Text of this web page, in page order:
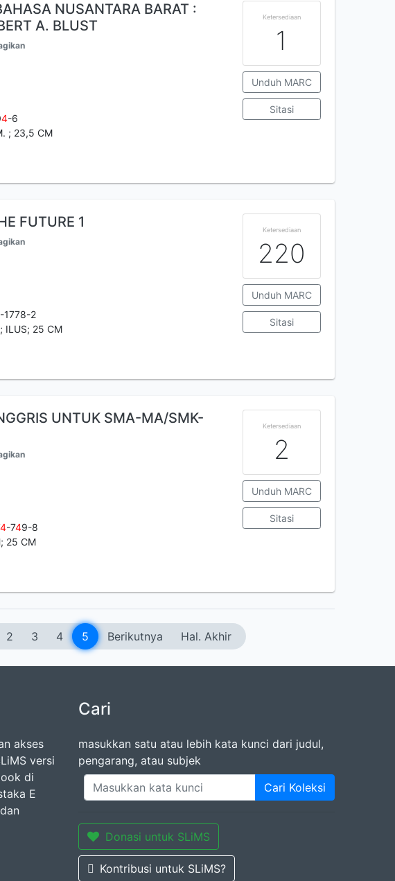
NUSANTARA BARAT :
A. BLUST
4-6
; 23,5 CM
Ketersediaan
1
Unduh MARC
Sitasi
FUTURE 1
1778-2
ILUS; 25 CM
Ketersediaan
220
Unduh MARC
Sitasi
UNTUK SMA-MA/SMK-
4-749-8
25 CM
Ketersediaan
2
Unduh MARC
Sitasi
2 3 4 5 Berikutnya Hal. Akhir
akses
versi
di
E
Cari
masukkan satu atau lebih kata kunci dari judul,
pengarang, atau subjek
Cari Koleksi
Donasi untuk SLiMS
Kontribusi untuk SLiMS?